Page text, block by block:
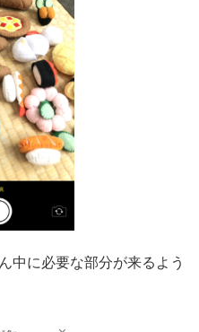
中に必要な部分が来るよう